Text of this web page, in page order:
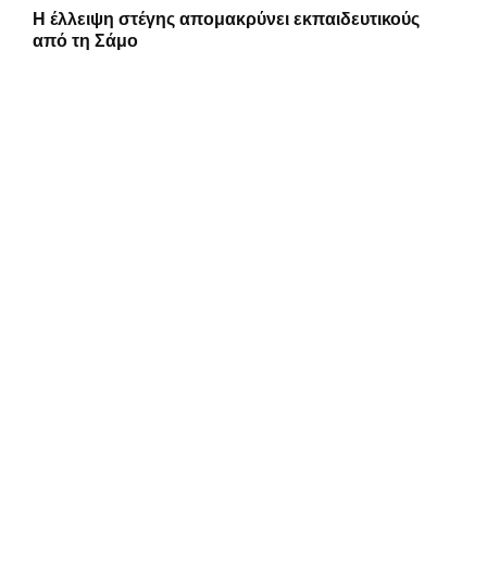
Η έλλειψη στέγης απομακρύνει εκπαιδευτικούς
από τη Σάμο